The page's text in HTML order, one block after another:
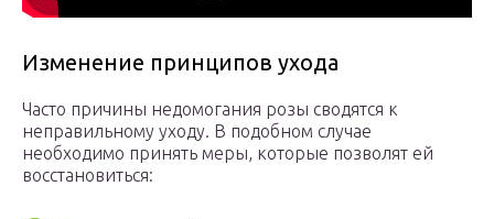
Изменение принципов ухода
Часто причины недомогания розы сводятся к
неправильному уходу. В подобном случае
необходимо принять меры, которые позволят ей
восстановиться: